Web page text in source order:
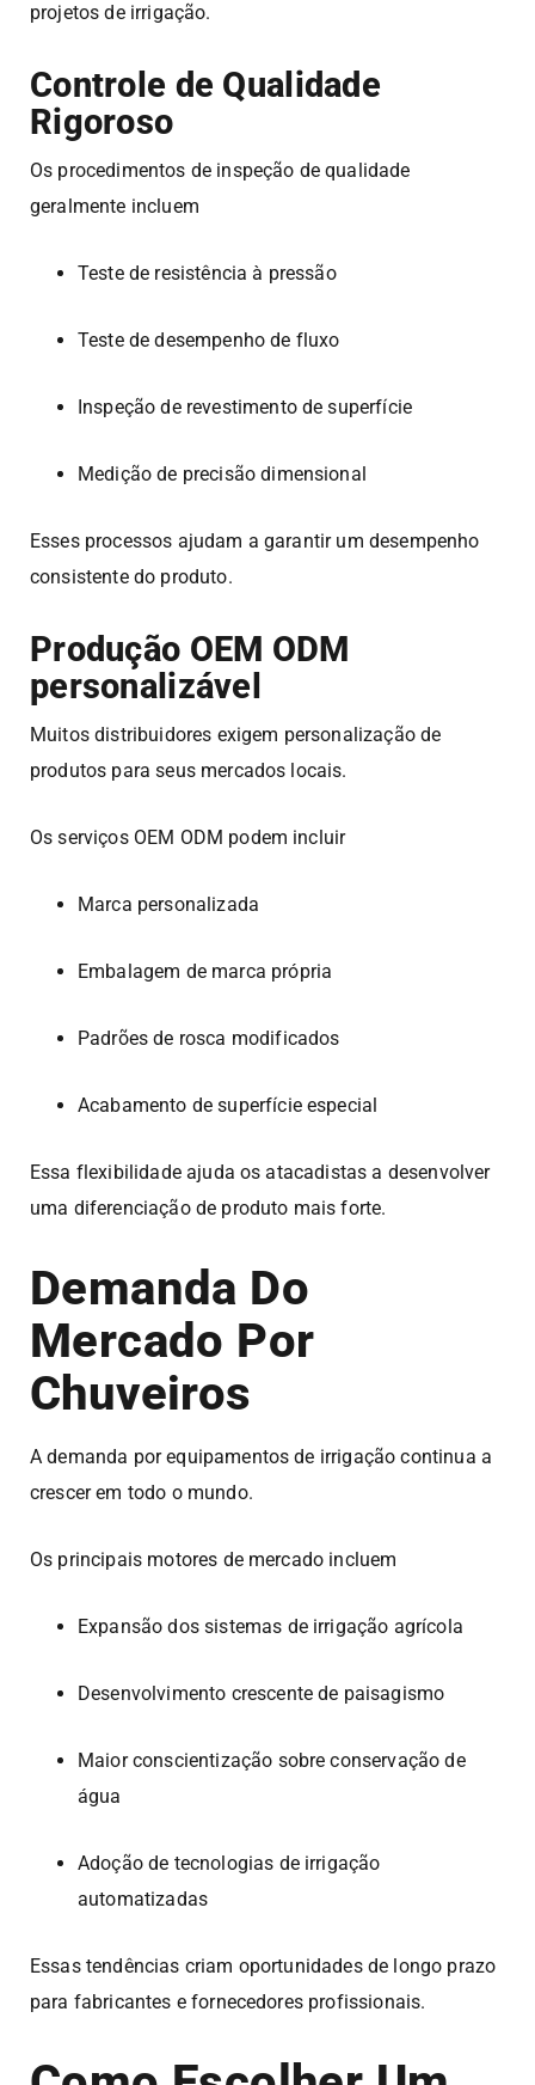
projetos de irrigação.
Controle de Qualidade
Rigoroso
Os procedimentos de inspeção de qualidade
geralmente incluem
Teste de resistência à pressão
Teste de desempenho de fluxo
Inspeção de revestimento de superfície
Medição de precisão dimensional
Esses processos ajudam a garantir um desempenho
consistente do produto.
Produção OEM ODM
personalizável
Muitos distribuidores exigem personalização de
produtos para seus mercados locais.
Os serviços OEM ODM podem incluir
Marca personalizada
Embalagem de marca própria
Padrões de rosca modificados
Acabamento de superfície especial
Essa flexibilidade ajuda os atacadistas a desenvolver
uma diferenciação de produto mais forte.
Demanda Do
Mercado Por
Chuveiros
A demanda por equipamentos de irrigação continua a
crescer em todo o mundo.
Os principais motores de mercado incluem
Expansão dos sistemas de irrigação agrícola
Desenvolvimento crescente de paisagismo
Maior conscientização sobre conservação de
água
Adoção de tecnologias de irrigação
automatizadas
Essas tendências criam oportunidades de longo prazo
para fabricantes e fornecedores profissionais.